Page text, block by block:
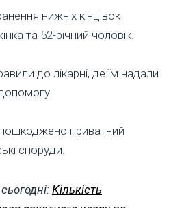
нижніх кінцівок
та 52-річний чоловік.
до лікарні, де їм надали
приватний
споруди.
Кількість